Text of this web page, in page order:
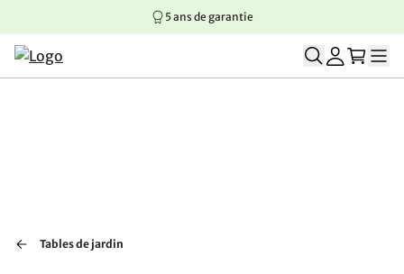
Aller au contenu principal
Aller à la navigation principale
Aller au pied de page
5 ans de garantie
Tables de jardin